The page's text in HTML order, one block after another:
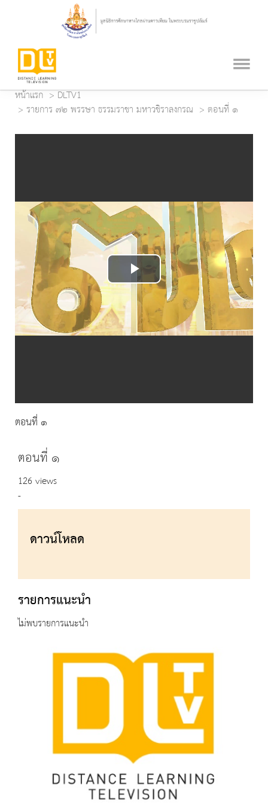
หน้าแรก
DLTV1
รายการ ๗๒ พรรษา ธรรมราชา มหาวชิราลงกรณ
ตอนที่ ๑
Play
Video
ตอนที่ ๑
ตอนที่ ๑
126 views
-
ดาวน์โหลด
รายการแนะนำ
ไม่พบรายการแนะนำ